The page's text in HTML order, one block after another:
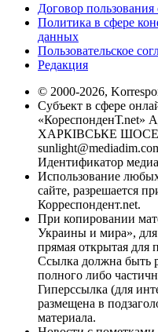
Договор пользования
Политика в сфере
данных
Пользовательское
Редакция
© 2000-2026,
Субъект в сфере
«КореспонденТ.net»
ХАРКІВСЬКЕ ШОСЕ,
Идентификатор
Использование
сайте, разрешается
Корреспондент.net.
При копировании
Украины и мира», для
прямая открытая для
Ссылка должна быть
полного либо
Гиперссылка (для
размещена в
материала.